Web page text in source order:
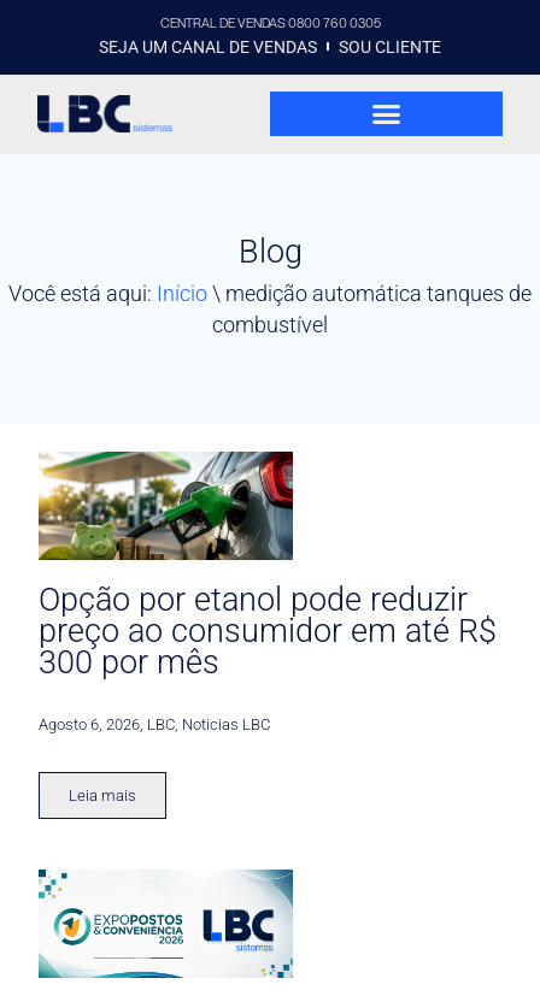
CENTRAL DE VENDAS 0800 760 0305
SEJA UM CANAL DE VENDAS SOU CLIENTE
Blog
Você está aqui: Início\ medição automática tanques de
combustível
Opção por etanol pode reduzir
preço ao consumidor em até R$
300 por mês
Agosto 6, 2026 LBC Noticias LBC
Leia mais